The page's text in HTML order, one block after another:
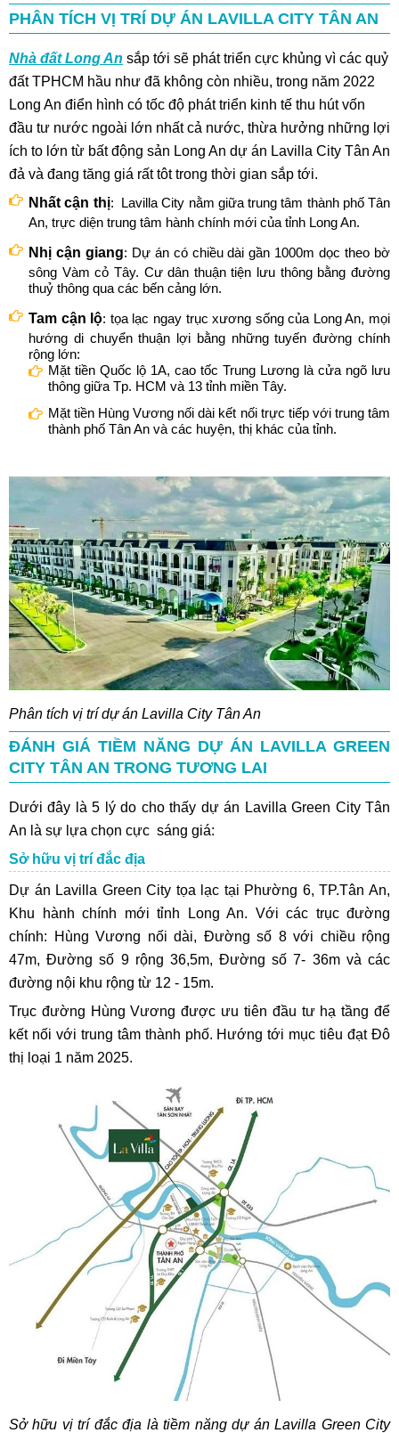
PHÂN TÍCH VỊ TRÍ DỰ ÁN LAVILLA CITY TÂN AN
Nhà đất Long An sắp tới sẽ phát triển cực khủng vì các quỷ
đất TPHCM hầu như đã không còn nhiều, trong năm 2022
Long An điển hình có tốc độ phát triển kinh tế thu hút vốn
đầu tư nước ngoài lớn nhất cả nước, thừa hưởng những lợi
ích to lớn từ bất động sản Long An dự án Lavilla City Tân An
đả và đang tăng giá rất tôt trong thời gian sắp tới.
Nhất cận thị: Lavilla City nằm giữa trung tâm thành phố Tân
An, trực diện trung tâm hành chính mới của tỉnh Long An.
Nhị cận giang: Dự án có chiều dài gần 1000m dọc theo bờ
sông Vàm cỏ Tây. Cư dân thuận tiện lưu thông bằng đường
thuỷ thông qua các bến cảng lớn.
Tam cận lộ: tọa lạc ngay trục xương sống của Long An, mọi
hướng di chuyển thuận lợi bằng những tuyến đường chính
rộng lớn:
Mặt tiền Quốc lộ 1A, cao tốc Trung Lương là cửa ngõ lưu
thông giữa Tp. HCM và 13 tỉnh miền Tây.
Mặt tiền Hùng Vương nối dài kết nối trực tiếp với trung tâm
thành phố Tân An và các huyện, thị khác của tỉnh.
Phân tích vị trí dự án Lavilla City Tân An
ĐÁNH GIÁ TIỀM NĂNG DỰ ÁN LAVILLA GREEN
CITY TÂN AN TRONG TƯƠNG LAI
Dưới đây là 5 lý do cho thấy dự án Lavilla Green City Tân
An là sự lựa chọn cực sáng giá:
Sở hữu vị trí đắc địa
Dự án Lavilla Green City tọa lạc tại Phường 6, TP.Tân An,
Khu hành chính mới tỉnh Long An. Với các trục đường
chính: Hùng Vương nối dài, Đường số 8 với chiều rộng
47m, Đường số 9 rộng 36,5m, Đường số 7- 36m và các
đường nội khu rộng từ 12 - 15m.
Trục đường Hùng Vương được ưu tiên đầu tư hạ tầng để
kết nối với trung tâm thành phố. Hướng tới mục tiêu đạt Đô
thị loại 1 năm 2025.
Sở hữu vị trí đắc địa là tiềm năng dự án Lavilla Green City